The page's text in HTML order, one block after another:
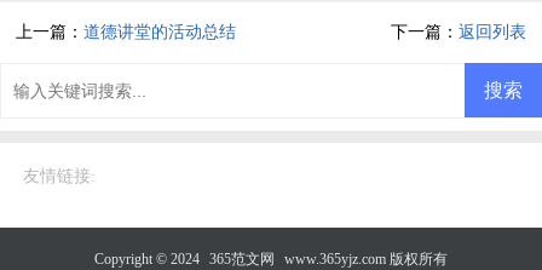
上一篇：道德讲堂的活动总结 下一篇： 返回列表
友情链接:
Copyright © 2024 365范文网 www.365yjz.com 版权所有